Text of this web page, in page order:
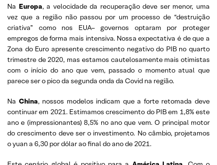
Na Europa, a velocidade da recuperação deve ser menor, uma
vez que a região não passou por um processo de “destruição
criativa” como nos EUA– governos optaram por proteger
empregos de forma mais intensiva. Nossa expectativa é de que a
Zona do Euro apresente crescimento negativo do PIB no quarto
trimestre de 2020, mas estamos cautelosamente mais otimistas
com o início do ano que vem, passado o momento atual que
parece ser o pico da segunda onda da Covid na região.
Na China, nossos modelos indicam que a forte retomada deve
continuar em 2021. Estimamos crescimento do PIB em 1,8% este
ano e (impressionantes) 8,5% no ano que vem. O principal motor
do crescimento deve ser o investimento. No câmbio, projetamos
o yuan a 6,30 por dólar ao final do ano de 2021.